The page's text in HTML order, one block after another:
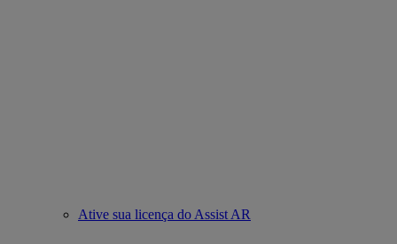
Ative sua licença do Assist AR